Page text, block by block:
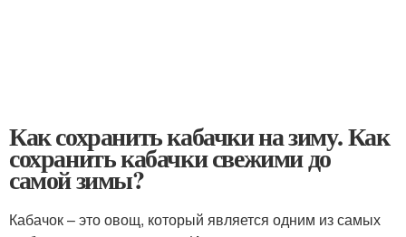
Как сохранить кабачки на зиму. Как
сохранить кабачки свежими до
самой зимы?
Кабачок – это овощ, который является одним из самых